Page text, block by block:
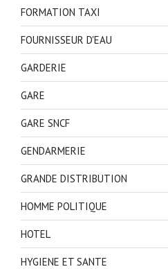
FORMATION TAXI
FOURNISSEUR D'EAU
GARDERIE
GARE
GARE SNCF
GENDARMERIE
GRANDE DISTRIBUTION
HOMME POLITIQUE
HOTEL
HYGIENE ET SANTE